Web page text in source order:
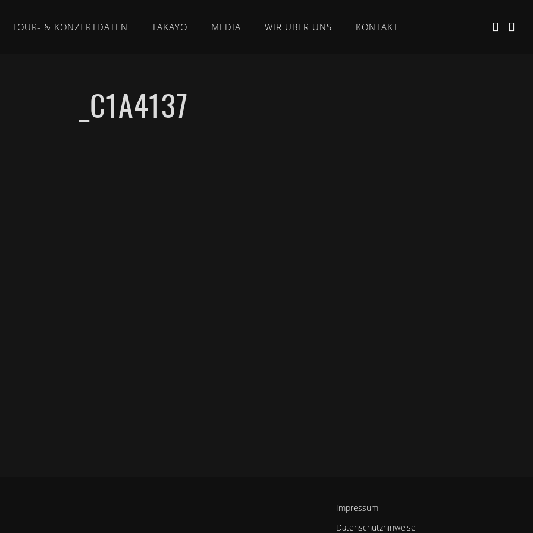
TOUR- & KONZERTDATEN TAKAYO MEDIA WIR ÜBER UNS KONTAKT
_C1A4137
Impressum
Datenschutzhinweise